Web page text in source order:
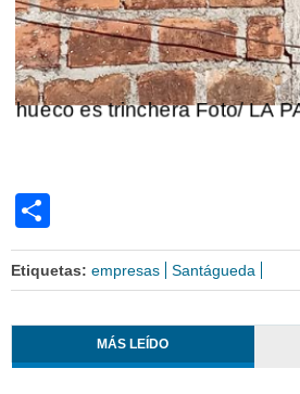
Todo hueco es trinchera Foto/
Etiquetas: empresas Santágueda
MÁS LEÍDO